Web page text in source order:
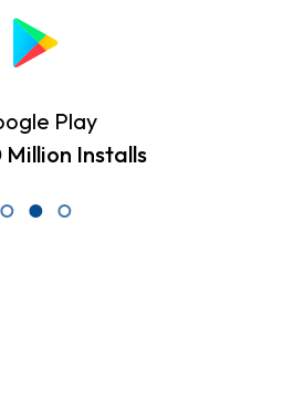
Play
Million Installs